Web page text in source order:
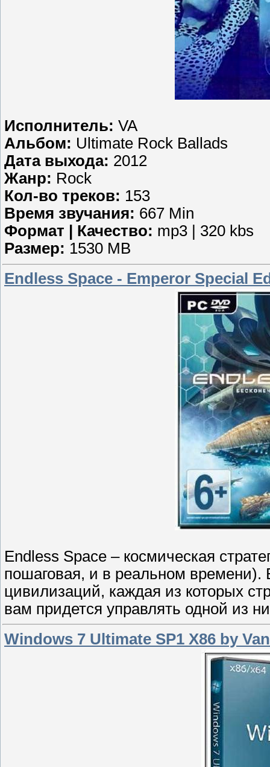
Исполнитель: VA
Альбом: Ultimate Rock Ballads
Дата выхода: 2012
Жанр: Rock
Кол-во треков: 153
Время звучания: 667 Min
Формат | Качество: mp3 | 320 kbs
Размер: 1530 MB
Endless Space - Emperor Special
Endless Space – космическая
пошаговая, и в реальном времени).
цивилизаций, каждая из которых
вам придется управлять одной из
Windows 7 Ultimate SP1 X86 by